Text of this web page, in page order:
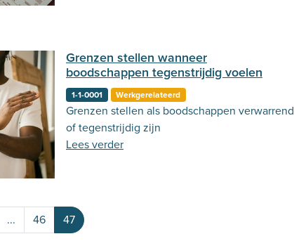
Grenzen stellen wanneer
boodschappen tegenstrijdig voelen
1-1-0001 Werkgerelateerd
Grenzen stellen als boodschappen verwarrend
of tegenstrijdig zijn
Lees verder
... 46 47